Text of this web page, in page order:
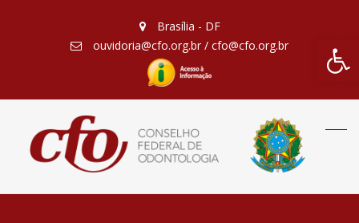
Barra
Brasília - DF
ouvidoria@cfo.org.br / cfo@cfo.org.br